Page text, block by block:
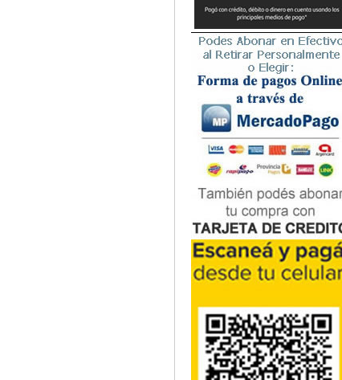
Medicina Interna
Microbiología
Nefrología
Neonatología / Pediatría
Neumología
Neuroanatomía / Neurociencia
Neurocirugía
Neurología
Nutrición
Odontología
Oftalmología
Oncología / Cuidados Paliativos
Ortopedía / Traumatología
Osteopatía
Otorrinolaringología
Podología
Psicología
Psiquiatría
Química